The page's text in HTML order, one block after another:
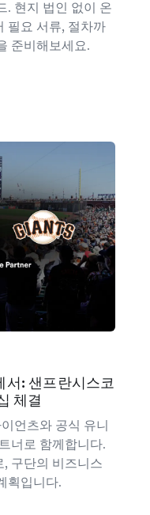
. 현지 법인 없이 온
필요 서류, 절차까
준비해보세요.
서: 샌프란시스코
체결
언츠와 공식 유니
너로 함께합니다.
구단의 비즈니스
획입니다.